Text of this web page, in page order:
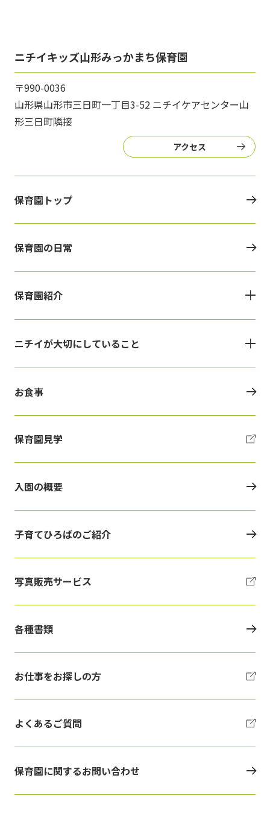
ニチイキッズ山形みっかまち保育園
〒990-0036
山形県山形市三日町一丁目3-52 ニチイケアセンター山
形三日町隣接
アクセス
保育園トップ
保育園の日常
保育園紹介
ニチイが大切にしていること
お食事
保育園見学
入園の概要
子育てひろばのご紹介
写真販売サービス
各種書類
お仕事をお探しの方
よくあるご質問
保育園に関するお問い合わせ